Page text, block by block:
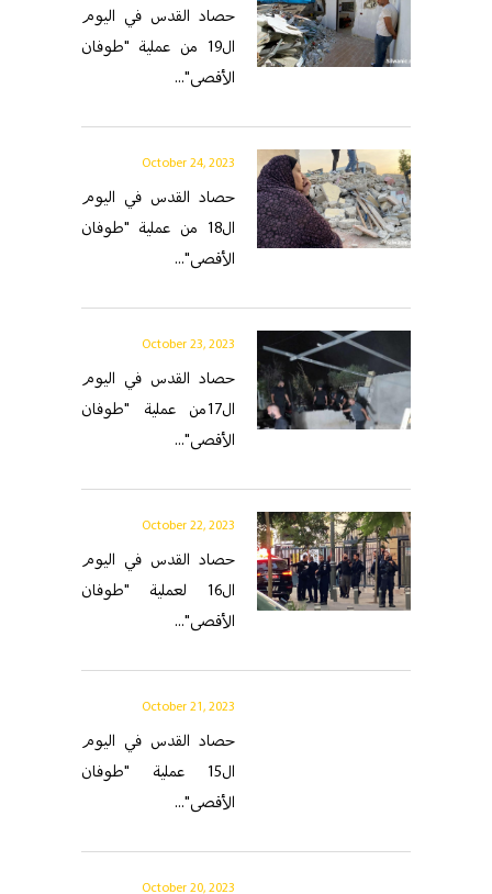
حصاد القدس في اليوم
ال19 من عملية "طوفان
الأقصى"...
October 24, 2023
حصاد القدس في اليوم
ال18 من عملية "طوفان
الأقصى"...
October 23, 2023
حصاد القدس في اليوم
ال17من عملية "طوفان
الأقصى"...
October 22, 2023
حصاد القدس في اليوم
ال16 لعملية "طوفان
الأقصى"...
October 21, 2023
حصاد القدس في اليوم
ال15 عملية "طوفان
الأقصى"...
October 20, 2023